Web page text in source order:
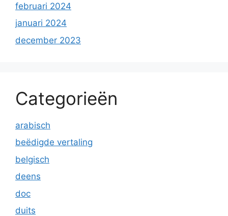
februari 2024
januari 2024
december 2023
Categorieën
arabisch
beëdigde vertaling
belgisch
deens
doc
duits